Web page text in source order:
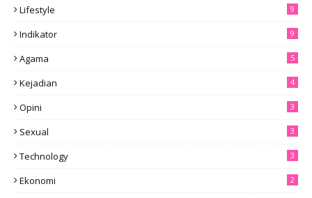
Lifestyle 9
Indikator 9
Agama 5
Kejadian 4
Opini 3
Sexual 3
Technology 3
Ekonomi 2